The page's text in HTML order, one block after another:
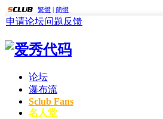
繁體 | 簡體
申请论坛问题反馈
论坛
瀑布流
Sclub Fans
名人堂